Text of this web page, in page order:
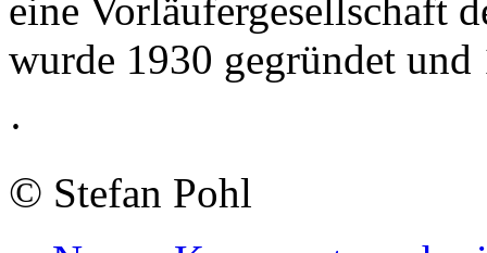
eine Vorläufergesellschaft
wurde 1930 gegründet
·
© Stefan Pohl